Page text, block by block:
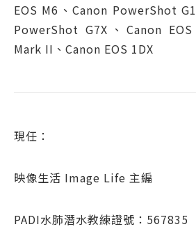
EOS M6、Canon PowerShot
PowerShot G7X、Canon
Mark II、Canon EOS 1DX
現任：
映像生活 Image Life 主編
PADI水肺潛水教練證號：567835